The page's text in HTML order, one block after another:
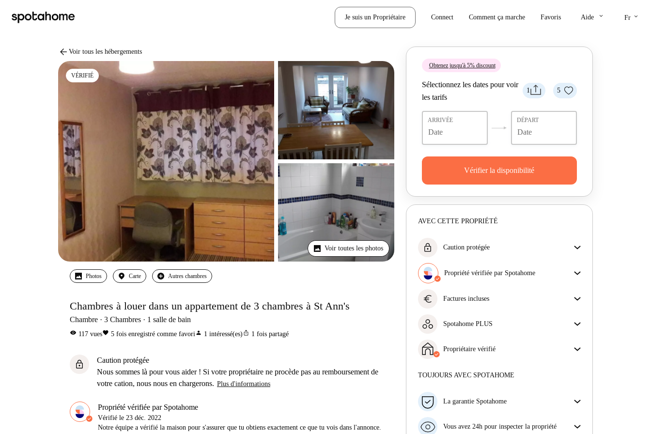
Je suis un Propriétaire Connect Comment ça marche Favoris Aide keyboard_arrow_down Fr keyboard_arrow_down
arrow_back Voir tous les hébergements
VÉRIFIÉ
Voir toutes les photos
Photos Carte Autres chambres
Chambres à louer dans un appartement de 3 chambres à St Ann's
Chambre 3 Chambres 1 salle de bain
visibility 117 vuesfavorite 5 fois enregistré comme favoriperson 1 intéressé(es) ios_share 1 fois partagé
lock
Caution protégée
Nous sommes là pour vous aider ! Si votre propriétaire ne procède pas au remboursement de
votre cation, nous nous en chargerons. Plus d'informations
Propriété vérifiée par Spotahome
Vérifié le 23 déc. 2022
Notre équipe a vérifié la maison pour s'assurer que tu obtiens exactement ce que tu vois dans l'annonce.
Obtenez jusqu'à 5% discount
1 5
Sélectionnez les dates pour voir
les tarifs
ARRIVÉE DÉPART
Vérifier la disponibilité
AVEC CETTE PROPRIÉTÉ
lock Caution protégée
propriétaire ne procède pas au remboursement de
votre cation, nous nous en chargerons.
Propriété vérifiée par Spotahome
obtiens exactement ce que tu vois dans l'annonce.
euro Factures incluses
incluses, couvrant le loyer et les services pour une
Spotahome PLUS
pour nos locataires en offrant l'accès aux normes de
sécurité les plus élevées et un soutien supplémentaire
Propriétaire vérifié
Plus d'informations sur ce propriétaire
TOUJOURS AVEC SPOTAHOME
La garantie Spotahome
préavis, nous allons soit (A) vous payer une chambre
Vous avez 24h pour inspecter la propriété